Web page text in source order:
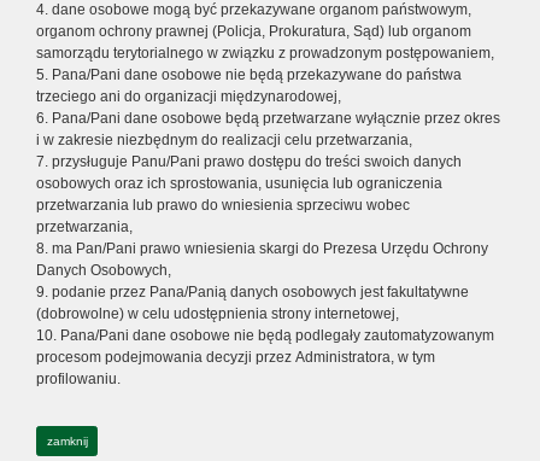
4. dane osobowe mogą być przekazywane organom państwowym,
organom ochrony prawnej (Policja, Prokuratura, Sąd) lub organom
samorządu terytorialnego w związku z prowadzonym postępowaniem,
5. Pana/Pani dane osobowe nie będą przekazywane do państwa
trzeciego ani do organizacji międzynarodowej,
6. Pana/Pani dane osobowe będą przetwarzane wyłącznie przez okres
i w zakresie niezbędnym do realizacji celu przetwarzania,
7. przysługuje Panu/Pani prawo dostępu do treści swoich danych
osobowych oraz ich sprostowania, usunięcia lub ograniczenia
przetwarzania lub prawo do wniesienia sprzeciwu wobec
przetwarzania,
8. ma Pan/Pani prawo wniesienia skargi do Prezesa Urzędu Ochrony
Danych Osobowych,
9. podanie przez Pana/Panią danych osobowych jest fakultatywne
(dobrowolne) w celu udostępnienia strony internetowej,
10. Pana/Pani dane osobowe nie będą podlegały zautomatyzowanym
procesom podejmowania decyzji przez Administratora, w tym
profilowaniu.
zamknij